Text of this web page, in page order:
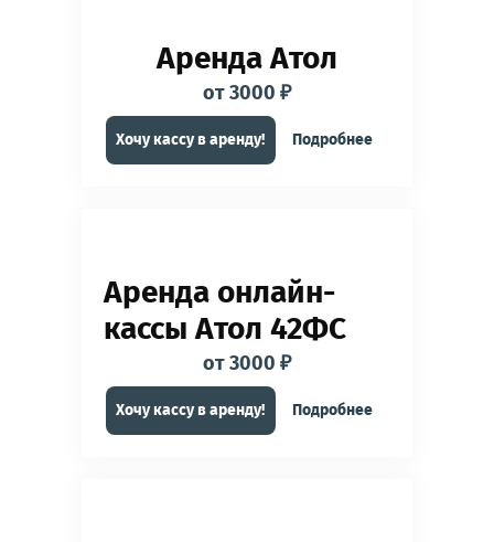
Аренда Атол
от 3000 ₽
Хочу кассу в аренду! Подробнее
Аренда онлайн-
кассы Атол 42ФС
от 3000 ₽
Хочу кассу в аренду! Подробнее